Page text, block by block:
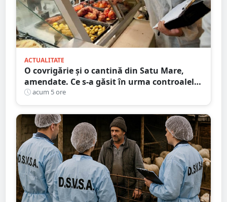
ACTUALITATE
O covrigărie și o cantină din Satu Mare,
amendate. Ce s-a găsit în urma controalelor
DSVSA
acum 5 ore